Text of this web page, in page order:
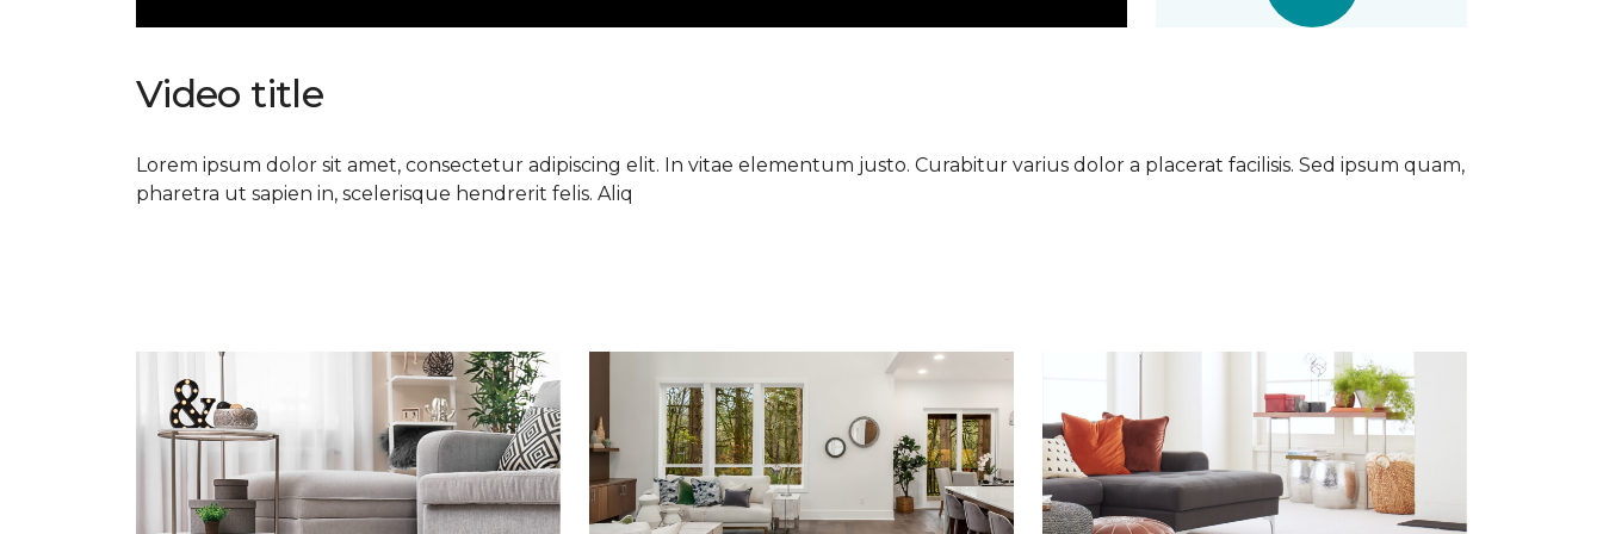
Video title
Lorem ipsum dolor sit amet, consectetur adipiscing elit. In vitae elementum justo. Curabitur varius dolor a placerat facilisis. Sed ipsum quam,
pharetra ut sapien in, scelerisque hendrerit felis. Aliq